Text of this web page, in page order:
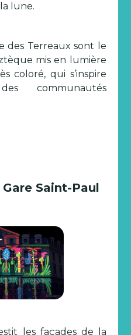
lune.
des Terreaux sont le
mis en lumière
coloré, qui s’inspire
communautés
Saint-Paul
les façades de la